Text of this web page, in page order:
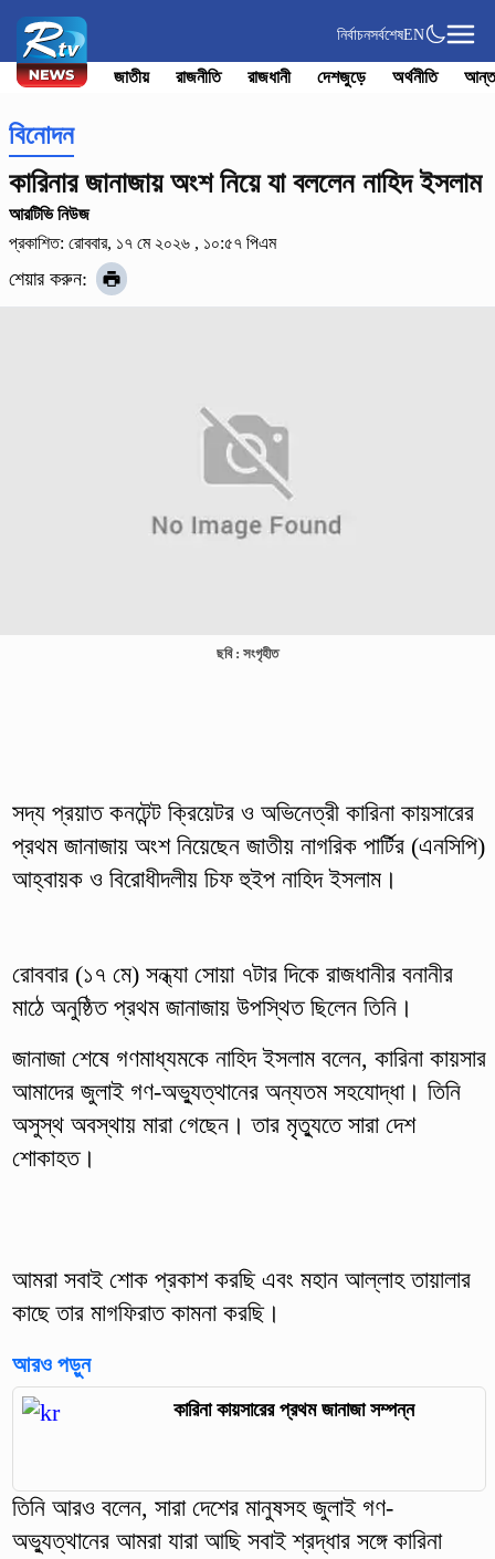
নির্বাচনসর্বশেষEN
জাতীয় রাজনীতি রাজধানী দেশজুড়ে অর্থনীতি
বিনোদন
কারিনার জানাজায় অংশ নিয়ে যা বললেন নাহিদ ইসলাম
আরটিভি নিউজ
প্রকাশিত: রোববার, ১৭ মে ২০২৬ , ১০:৫৭ পিএম
শেয়ার করুন:
ছবি : সংগৃহীত
সদ্য প্রয়াত কনটেন্ট ক্রিয়েটর ও অভিনেত্রী কারিনা কায়সারের
প্রথম জানাজায় অংশ নিয়েছেন জাতীয় নাগরিক পার্টির (এনসিপি)
আহ্বায়ক ও বিরোধীদলীয় চিফ হুইপ নাহিদ ইসলাম।
রোববার (১৭ মে) সন্ধ্যা সোয়া ৭টার দিকে রাজধানীর বনানীর
মাঠে অনুষ্ঠিত প্রথম জানাজায় উপস্থিত ছিলেন তিনি।
জানাজা শেষে গণমাধ্যমকে নাহিদ ইসলাম বলেন, কারিনা কায়সার
আমাদের জুলাই গণ-অভ্যুত্থানের অন্যতম সহযোদ্ধা। তিনি
অসুস্থ অবস্থায় মারা গেছেন। তার মৃত্যুতে সারা দেশ
শোকাহত।
আমরা সবাই শোক প্রকাশ করছি এবং মহান আল্লাহ তায়ালার
কাছে তার মাগফিরাত কামনা করছি।
আরও পড়ুন
কারিনা কায়সারের প্রথম জানাজা সম্পন্ন
তিনি আরও বলেন, সারা দেশের মানুষসহ জুলাই গণ-
অভ্যুত্থানের আমরা যারা আছি সবাই শ্রদ্ধার সঙ্গে কারিনা